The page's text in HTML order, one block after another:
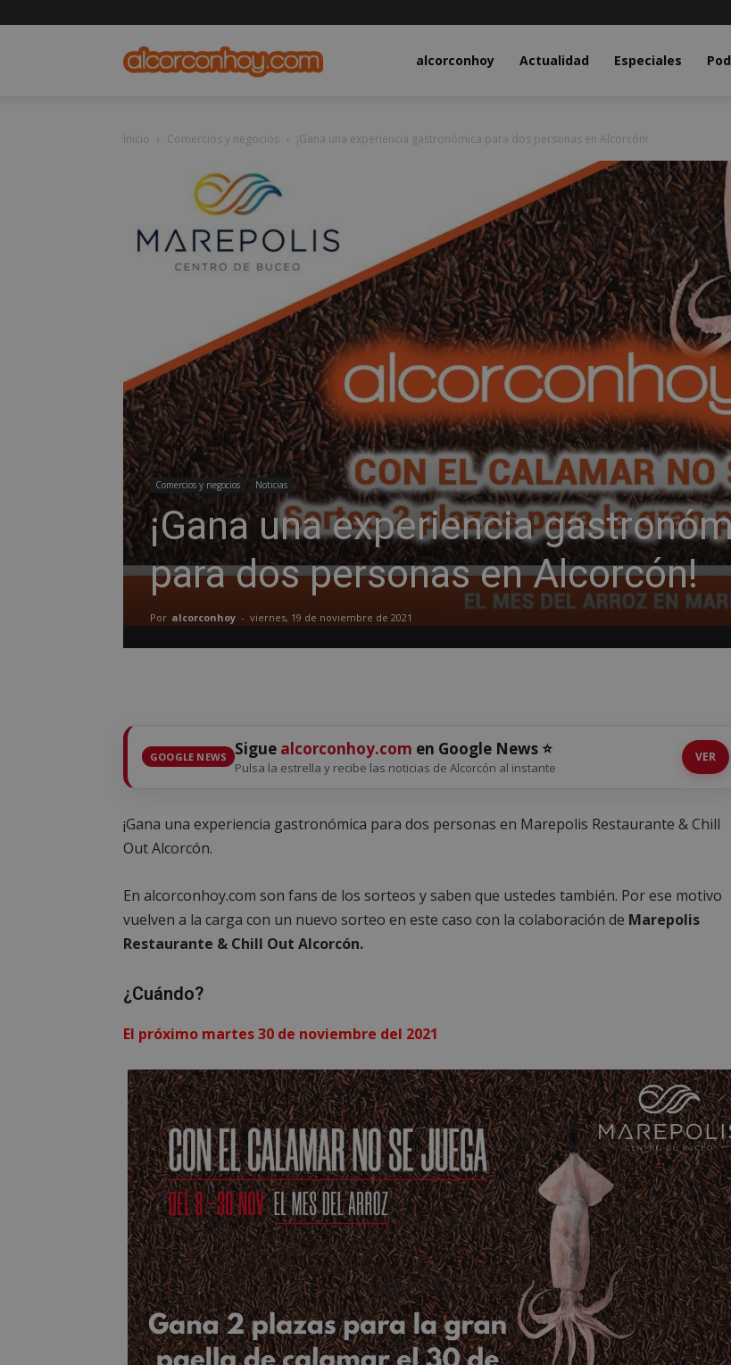
alcorconhoy.comalcorconhoy Actualidad Especiales
Inicio Comercios y negocios ¡Gana una experiencia gastronómica para dos personas en Alcorcón!
Comercios y negocios Noticias
¡Gana una experiencia
para dos personas en Alcorcón!
Por alcorconhoy - viernes, 19 de noviembre de 2021
GOOGLE NEWS Sigue alcorconhoy.com en Google News ⭐
Pulsa la estrella y recibe las noticias de Alcorcón al instante
VER
¡Gana una experiencia gastronómica para dos personas en Marepolis Restaurante & Chill
Out Alcorcón.
En alcorconhoy.com son fans de los sorteos y saben que ustedes también. Por ese motivo
vuelven a la carga con un nuevo sorteo en este caso con la colaboración de Marepolis
Restaurante & Chill Out Alcorcón.
¿Cuándo?
El próximo martes 30 de noviembre del 2021